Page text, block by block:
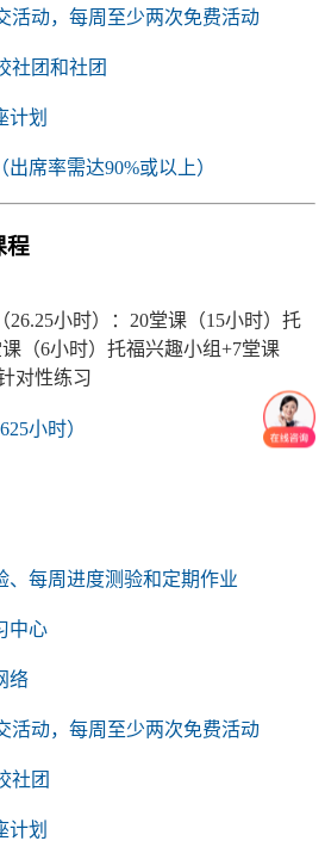
活动，每周至少两次免费活动
社团和社团
计划
席率需达90%或以上）
程
26.25小时）：20堂课（15小时）托
（6小时）托福兴趣小组+7堂课
对性练习
小时）
、每周进度测验和定期作业
中心
络
活动，每周至少两次免费活动
社团
计划